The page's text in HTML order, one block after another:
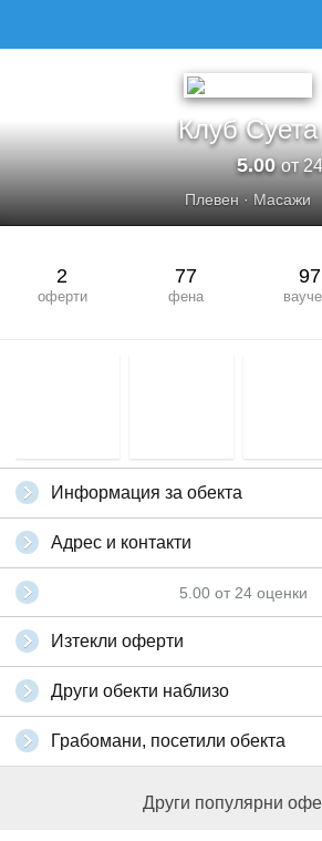
Клуб Суета
5.00от
Плевен · Масажи
2
оферти
77
фена
97
Информация за обекта
Адрес и контакти
5.00 от 24 оценки
Изтекли оферти
Други обекти наблизо
Грабомани, посетили обекта
Други популярни